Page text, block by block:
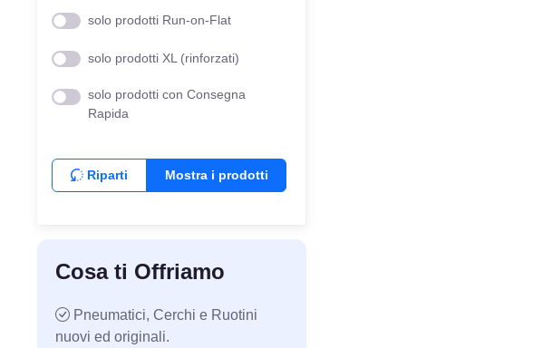
solo prodotti Run-on-Flat
solo prodotti XL (rinforzati)
solo prodotti con Consegna
Rapida
Riparti Mostra i prodotti
Cosa ti Offriamo
Pneumatici, Cerchi e Ruotini
nuovi ed originali.